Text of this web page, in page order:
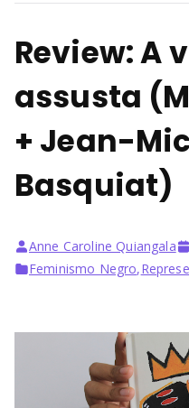
Review: A
assusta
+ Jean-
Basquiat)
Anne Caroline Quiangala
Feminismo Negro,